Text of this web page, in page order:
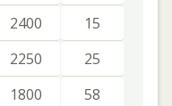
2400
15
2250
25
1800
58